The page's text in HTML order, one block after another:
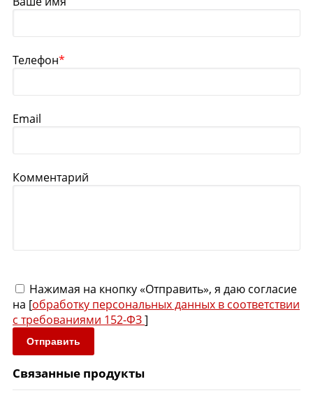
Телефон*
Email
Комментарий
Нажимая на кнопку «Отправить», я даю согласие
на [обработку персональных данных в соответствии
с требованиями 152-ФЗ]
Отправить
Связанные продукты